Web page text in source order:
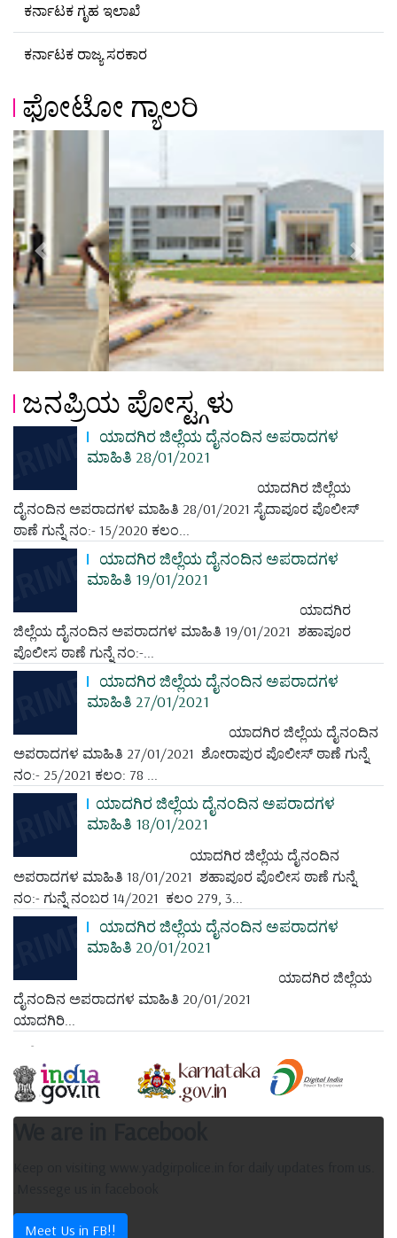
ಕರ್ನಾಟಕ ಗೃಹ ಇಲಾಖೆ
ಕರ್ನಾಟಕ ರಾಜ್ಯ ಸರಕಾರ
ಫೋಟೋ ಗ್ಯಾಲರಿ
Previous Next
ಜನಪ್ರಿಯ ಪೋಸ್ಟ್ಗಳು
ಯಾದಗಿರ ಜಿಲ್ಲೆಯ ದೈನಂದಿನ ಅಪರಾದಗಳ
ಮಾಹಿತಿ 28/01/2021
ಯಾದಗಿರ ಜಿಲ್ಲೆಯ
ದೈನಂದಿನ ಅಪರಾದಗಳ ಮಾಹಿತಿ 28/01/2021 ಸೈದಾಪೂರ ಪೊಲೀಸ್
ಠಾಣೆ ಗುನ್ನೆ ನಂ:- 15/2020 ಕಲಂ...
ಯಾದಗಿರ ಜಿಲ್ಲೆಯ ದೈನಂದಿನ ಅಪರಾದಗಳ
ಮಾಹಿತಿ 19/01/2021
ಯಾದಗಿರ
ಜಿಲ್ಲೆಯ ದೈನಂದಿನ ಅಪರಾದಗಳ ಮಾಹಿತಿ 19/01/2021 ಶಹಾಪೂರ
ಪೊಲೀಸ ಠಾಣೆ ಗುನ್ನೆ ನಂ:-...
ಯಾದಗಿರ ಜಿಲ್ಲೆಯ ದೈನಂದಿನ ಅಪರಾದಗಳ
ಮಾಹಿತಿ 27/01/2021
ಯಾದಗಿರ ಜಿಲ್ಲೆಯ ದೈನಂದಿನ
ಅಪರಾದಗಳ ಮಾಹಿತಿ 27/01/2021 ಶೋರಾಪುರ ಪೊಲೀಸ್ ಠಾಣೆ ಗುನ್ನೆ
ನಂ:- 25/2021 ಕಲಂ: 78 ...
ಯಾದಗಿರ ಜಿಲ್ಲೆಯ ದೈನಂದಿನ ಅಪರಾದಗಳ
ಮಾಹಿತಿ 18/01/2021
ಯಾದಗಿರ ಜಿಲ್ಲೆಯ ದೈನಂದಿನ
ಅಪರಾದಗಳ ಮಾಹಿತಿ 18/01/2021 ಶಹಾಪೂರ ಪೊಲೀಸ ಠಾಣೆ ಗುನ್ನೆ
ನಂ:- ಗುನ್ನೆ ನಂಬರ 14/2021 ಕಲಂ 279, 3...
ಯಾದಗಿರ ಜಿಲ್ಲೆಯ ದೈನಂದಿನ ಅಪರಾದಗಳ
ಮಾಹಿತಿ 20/01/2021
ಯಾದಗಿರ ಜಿಲ್ಲೆಯ
ದೈನಂದಿನ ಅಪರಾದಗಳ ಮಾಹಿತಿ 20/01/2021
ಯಾದಗಿರಿ...
Meet Us in FB!!